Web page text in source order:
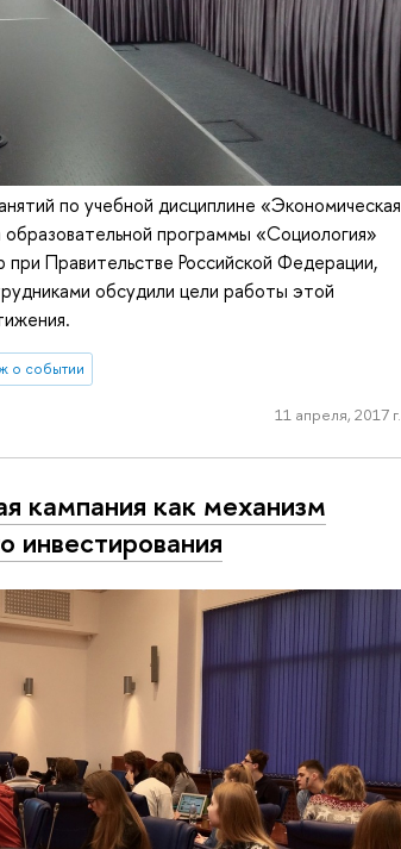
по учебной дисциплине «Экономическая
программы «Социология»
при Правительстве Российской Федерации,
обсудили цели работы этой
о событии
11 апреля, 2017 г.
кампания как механизм
инвестирования